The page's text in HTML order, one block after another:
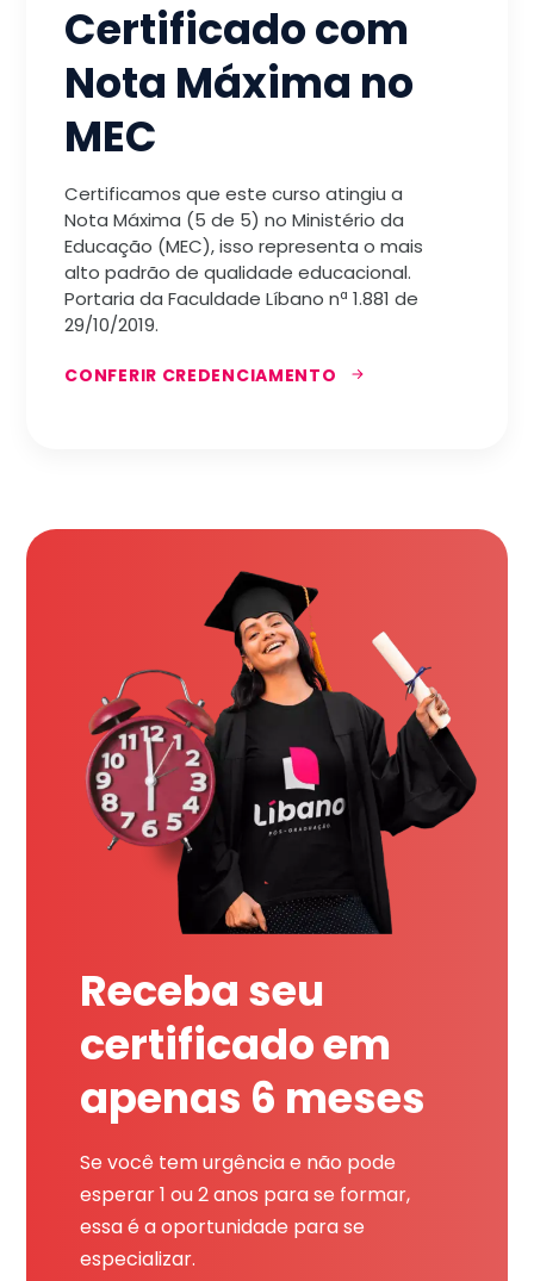
Certificado com
Nota Máxima no
MEC
Certificamos que este curso atingiu a
Nota Máxima (5 de 5) no Ministério da
Educação (MEC), isso representa o mais
alto padrão de qualidade educacional.
Portaria da Faculdade Líbano nª 1.881 de
29/10/2019.
CONFERIR CREDENCIAMENTO
Receba seu
certificado em
apenas 6 meses
Se você tem urgência e não pode
esperar 1 ou 2 anos para se formar,
essa é a oportunidade para se
especializar.